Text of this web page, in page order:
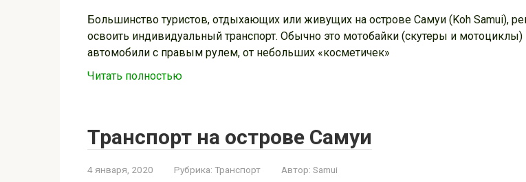
Большинство туристов, отдыхающих или живущих на острове Самуи (Koh Samui),
освоить индивидуальный транспорт. Обычно это мотобайки (скутеры и мотоциклы)
автомобили с правым рулем, от небольших «косметичек»
Читать полностью
Транспорт на острове Самуи
4 января, 2020 Рубрика: Транспорт Автор: Samui